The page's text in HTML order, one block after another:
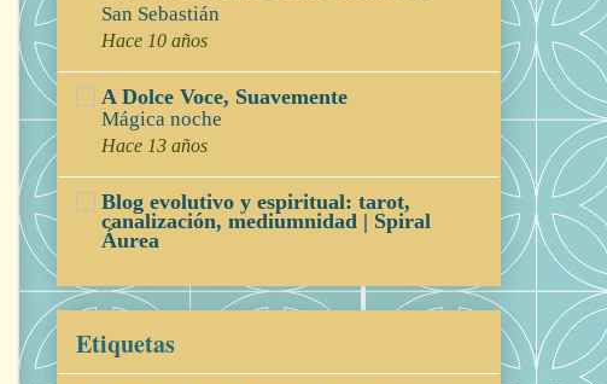
San Sebastián
Hace 10 años
A Dolce Voce, Suavemente
Mágica noche
Hace 13 años
Blog evolutivo y espiritual: tarot,
canalización, mediumnidad | Spiral
Áurea
Etiquetas